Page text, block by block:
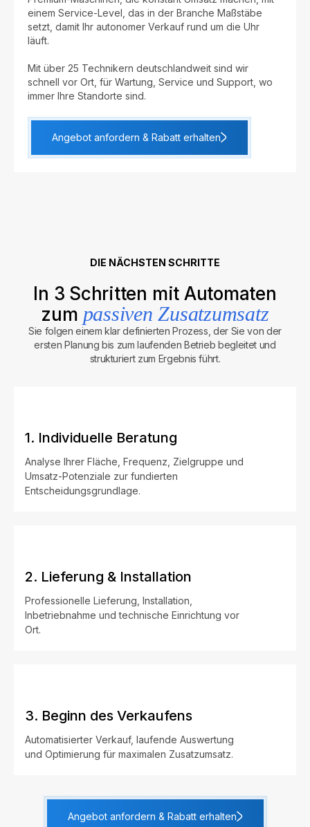
einem Service-Level, das in der Branche Maßstäbe
setzt, damit Ihr autonomer Verkauf rund um die Uhr
läuft.
Mit über 25 Technikern deutschlandweit sind wir
schnell vor Ort, für Wartung, Service und Support, wo
immer Ihre Standorte sind.
Angebot anfordern & Rabatt erhalten
DIE NÄCHSTEN SCHRITTE
In 3 Schritten mit Automaten
zum passiven Zusatzumsatz
Sie folgen einem klar definierten Prozess, der Sie von der
ersten Planung bis zum laufenden Betrieb begleitet und
strukturiert zum Ergebnis führt.
1. Individuelle Beratung
Analyse Ihrer Fläche, Frequenz, Zielgruppe und
Umsatz-Potenziale zur fundierten
Entscheidungsgrundlage.
2. Lieferung & Installation
Professionelle Lieferung, Installation,
Inbetriebnahme und technische Einrichtung vor
Ort.
3. Beginn des Verkaufens
Automatisierter Verkauf, laufende Auswertung
und Optimierung für maximalen Zusatzumsatz.
Angebot anfordern & Rabatt erhalten